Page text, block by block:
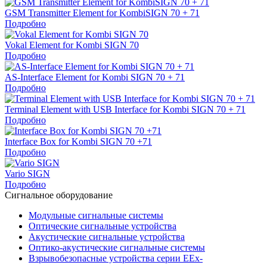
GSM Transmitter Element for KombiSIGN 70 + 71
Подробно
Vokal Element for Kombi SIGN 70
Подробно
AS-Interface Element for Kombi SIGN 70 + 71
Подробно
Terminal Element with USB Interface for Kombi SIGN 70 + 71
Подробно
Interface Box for Kombi SIGN 70 +71
Подробно
Vario SIGN
Подробно
Cигнальное оборудование
Модульные сигнальные системы
Оптические сигнальные устройства
Акустические сигнальные устройства
Оптико-акустические сигнальные системы
Взрывобезопасные устройства серии EEx-